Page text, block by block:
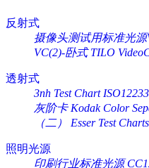
反射式
摄像头测试用标准光源
VC(2)-卧式 TILO
透射式
3nh Test Chart
灰阶卡 Kodak Color
（二） Esser Test Charts
照明光源
印刷行业标准光源